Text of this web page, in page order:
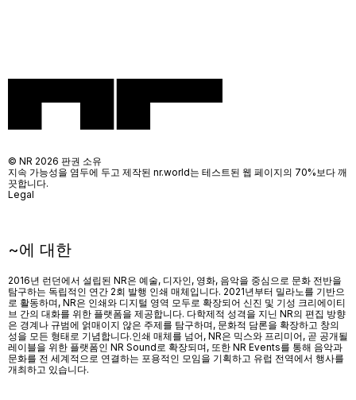
~에 대한
2016년 런던에서 설립된 NR은 예술, 디자인, 영화, 음악을 중심으로 문화 전반을
탐구하는 독립적인 연간 2회 발행 인쇄 매체입니다. 2021년부터 밀라노를 기반으
로 활동하며, NR은 인쇄와 디지털 영역 모두로 확장되어 신진 및 기성 크리에이티
브 간의 대화를 위한 플랫폼을 제공합니다. 다학제적 성격을 지닌 NR의 편집 방향
은 경계나 규범에 얽매이지 않은 주제를 탐구하며, 문화적 담론을 확장하고 창의
성을 모든 형태로 기념합니다.인쇄 매체를 넘어, NR은 믹스와 프리미어, 곧 공개될
레이블을 위한 플랫폼인 NR Sound 로 확장되며, 또한 NR Events를 통해 음악과
문화를 전 세계적으로 연결하는 포용적인 모임을 기획하고 유럽 전역에서 행사를
개최하고 있습니다.
© NR 2026 판권 소유
지속 가능성을 염두에 두고 제작된 nr.world는 테스트된 웹 페이지의 70%보다 깨
끗합니다.
Legal